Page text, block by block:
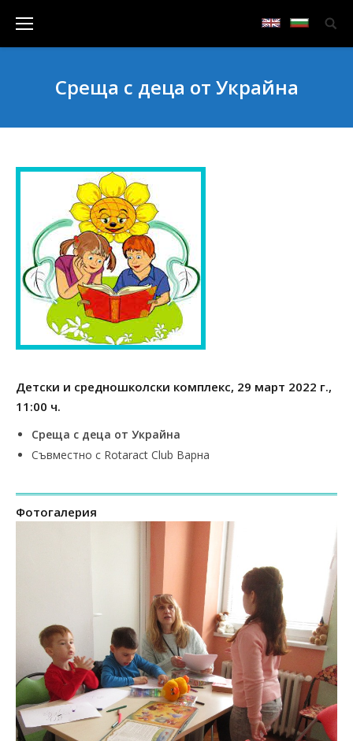
Среща с деца от Украйна
Детски и средношколски комплекс, 29 март 2022 г.,
11:00 ч.
Среща с деца от Украйна
Съвместно с Rotaract Club Варна
Фотогалерия